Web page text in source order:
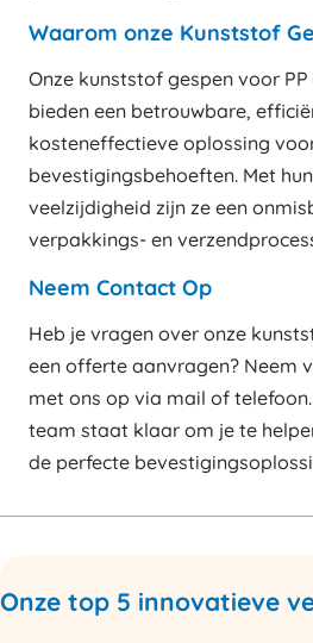
Waarom onze Kunststof
Onze kunststof gespen voor
bieden een betrouwbare,
kosteneffectieve oplossing
bevestigingsbehoeften. Met
veelzijdigheid zijn ze een
verpakkings- en
Neem Contact Op
Heb je vragen over onze
een offerte aanvragen? Neem
met ons op via mail of
team staat klaar om je te
de perfecte
Onze top 5 innovatieve